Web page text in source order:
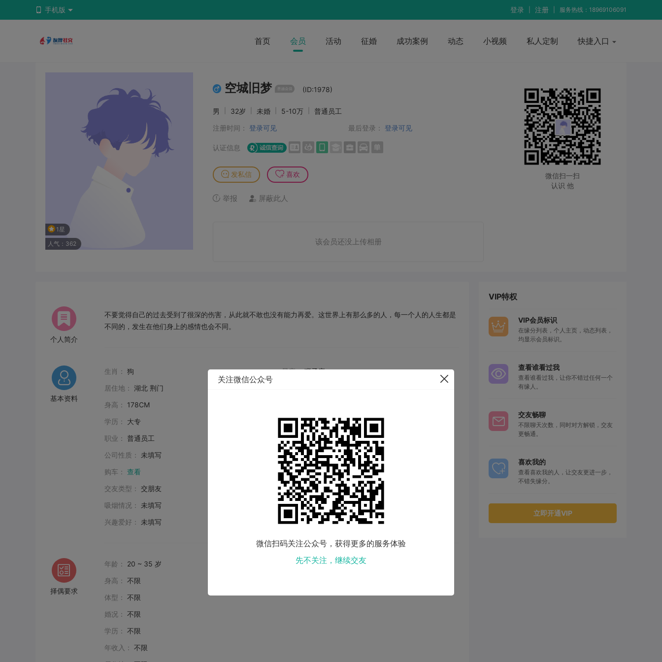
手机版 登录 注册 服务热线：18969106091
首页 会员 活动 征婚 成功案例 动态 小视频 私人定制 快捷入口
1星
人气：362
空城旧梦 (ID:1978)
男 32岁 未婚 5-10万
普通员工
注册时间： 登录可见 最后登录： 登录可见
认证信息
发私信 喜欢
举报 屏蔽此人
该会员还没上传相册
微信扫一扫
认识 他
个人简介
不要觉得自己的过去受到了很深的伤害，从此就不敢也没有能力再爱。这世界上有那么多的人，每一个人的人生都是
不同的，发生在他们身上的感情也会不同。
基本资料
生肖： 狗 星座：狮子座
居住地： 湖北 荆门
身高：
178CM
学历：
大专 毕业学校：未填写
职业： 普通员工 年收入：5-10万
公司性质：
未填写 民族：未填写
购车： 查看 购房： 查看
交友类型： 交朋友 小孩情况：
未填写
吸烟情况：
未填写 喝酒情况：未填写
兴趣爱好：
未填写
择偶要求
年龄：
20 ~ 35 岁
身高： 不限
体型： 不限
婚况： 不限
学历： 不限
年收入： 不限
VIP特权
VIP会员标识
在缘分列表，个人主页，动态列表，
均显示会员标识。
查看谁看过我
查看谁看过我，让你不错过任何一个
有缘人。
交友畅聊
不限聊天次数，同时对方解锁，交友
更畅通。
喜欢我的
查看喜欢我的人，让交友更进一步，
不错失缘分。
立即开通VIP
关注微信公众号
微信扫码关注公众号，获得更多的服务体验
先不关注，继续交友